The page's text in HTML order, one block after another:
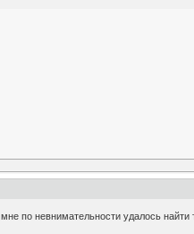
, мне по невнимательности удалось найти